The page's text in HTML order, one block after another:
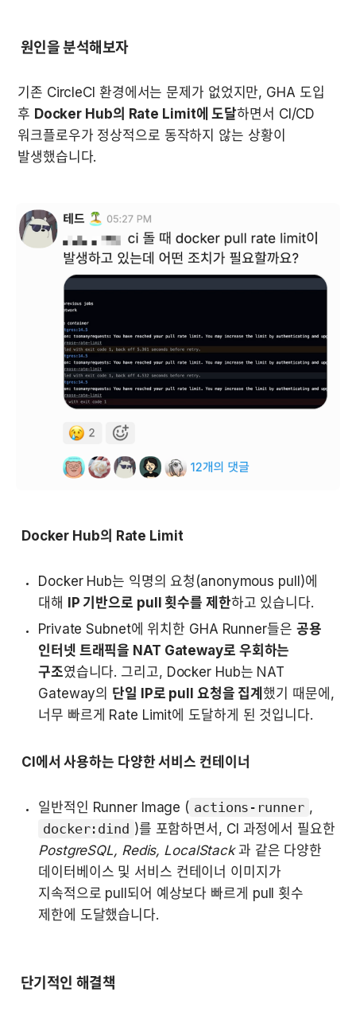
원인을 분석해보자
기존 CircleCI 환경에서는 문제가 없었지만, GHA 도입
후 Docker Hub의 Rate Limit에 도달하면서 CI/CD
워크플로우가 정상적으로 동작하지 않는 상황이
발생했습니다.
Docker Hub의 Rate Limit
Docker Hub는 익명의 요청(anonymous pull)에
대해 IP 기반으로 pull 횟수를 제한하고 있습니다.
Private Subnet에 위치한 GHA Runner들은 공용
인터넷 트래픽을 NAT Gateway로 우회하는
구조였습니다. 그리고, Docker Hub는 NAT
Gateway의 단일 IP로 pull 요청을 집계했기 때문에,
너무 빠르게 Rate Limit에 도달하게 된 것입니다.
CI에서 사용하는 다양한 서비스 컨테이너
일반적인 Runner Image ( actions-runner
docker:dind
PostgreSQL, Redis, LocalStack 과 같은 다양한
데이터베이스 및 서비스 컨테이너 이미지가
지속적으로 pull되어 예상보다 빠르게 pull 횟수
제한에 도달했습니다.
단기적인 해결책